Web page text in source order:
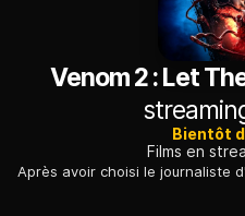
Venom 2 : Let
Bientôt
Films en